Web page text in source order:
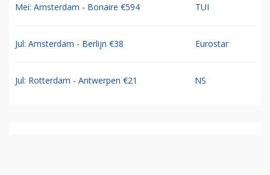
Mei: Amsterdam - Bonaire €594 TUI
Jul: Amsterdam - Berlijn €38 Eurostar
Jul: Rotterdam - Antwerpen €21 NS